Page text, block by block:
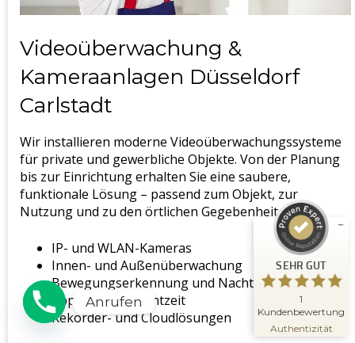
Videoüberwachung &
Kameraanlagen Düsseldorf
Carlstadt
Wir installieren moderne Videoüberwachungssysteme
für private und gewerbliche Objekte. Von der Planung
bis zur Einrichtung erhalten Sie eine saubere,
funktionale Lösung – passend zum Objekt, zur
Nutzung und zu den örtlichen Gegebenheiten.
IP- und WLAN-Kameras
Innen- und Außenüberwachung
Bewegungserkennung und Nachtsicht
App-Zugriff in Echtzeit
Rekorder- und Cloudlösungen
Anrufen
SEHR GUT
1
Kundenbewertung
Authentizität
Schlüsseldienst Meisterwerk
100
%
Empfehlungen auf
ProvenExpert.com
SEHR GUT
5,00
/
5,00
Bewertung auf ProvenExpert.com
Erfahren Sie mehr über dieses
Bewertungssiegel
09.11.2025
Profil ansehen